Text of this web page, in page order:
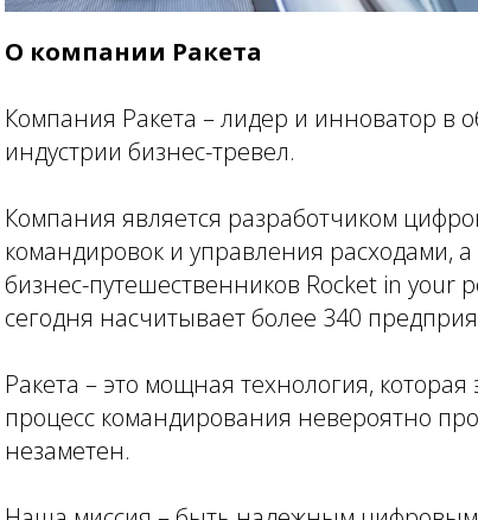
О компании Ракета
Компания Ракета – лидер и инноватор в
индустрии бизнес-тревел.
Компания является разработчиком
командировок и управления расходами,
бизнес-путешественников Rocket in your
сегодня насчитывает более 340
Ракета – это мощная технология,
процесс командирования невероятно
незаметен.